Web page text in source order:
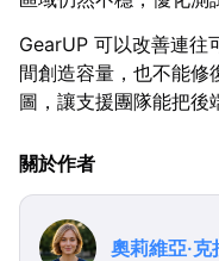
GearUP 可以改善連往
間創造容量，也不能修
圖，讓支援團隊能把後
關於作者
奧莉維亞·克